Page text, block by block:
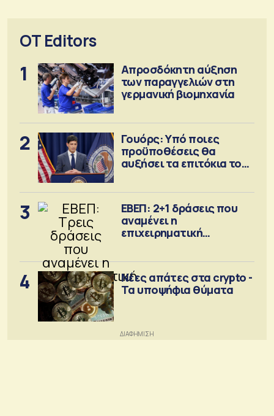
OT Editors
1
Απροσδόκητη αύξηση
των παραγγελιών στη
γερμανική βιομηχανία
2
Γουόρς: Υπό ποιες
προϋποθέσεις θα
αυξήσει τα επιτόκια τον
3
ΕΒΕΠ: 2+1 δράσεις που
αναμένει η
επιχειρηματική
4
Νέες απάτες στα crypto -
Τα υποψήφια θύματα